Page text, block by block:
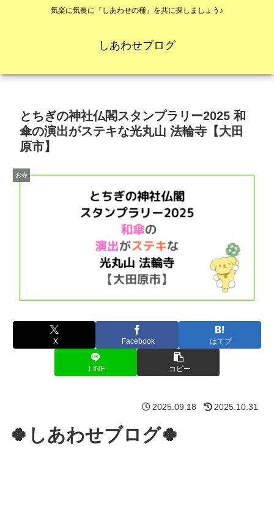
気楽に気長に『しあわせの種』を共に探しましょう♪
しあわせブログ
とちぎの神社仏閣スタンプラリー2025 和
傘の演出がステキな光丸山 法輪寺【大田
原市】
お寺
X Facebook はてブ
LINE コピー
2025.09.18 2025.10.31
🍀しあわせブログ🍀